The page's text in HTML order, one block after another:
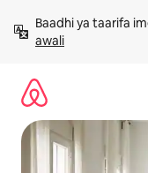
kwenda
kwenye
Baadhi ya taarifa
awali